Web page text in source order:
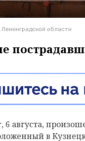
области
6 августа,
в